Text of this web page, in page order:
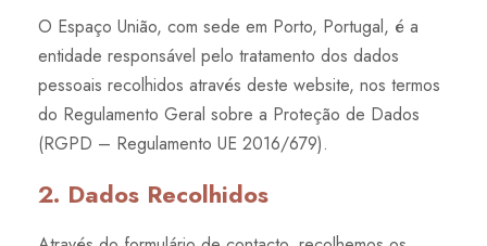
O Espaço União, com sede em Porto, Portugal, é a
entidade responsável pelo tratamento dos dados
pessoais recolhidos através deste website, nos termos
do Regulamento Geral sobre a Proteção de Dados
(RGPD – Regulamento UE 2016/679).
2. Dados Recolhidos